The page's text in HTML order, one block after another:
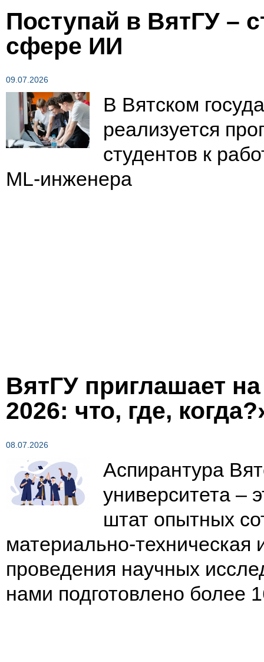
Поступай в ВятГУ –
сфере ИИ
09.07.2026
В Вятском
реализуется
студентов к
ML-инженера
ВятГУ приглашает
2026: что, где,
08.07.2026
Аспирантура
университета –
штат опытных
материально-техническая
проведения научных
нами подготовлено более